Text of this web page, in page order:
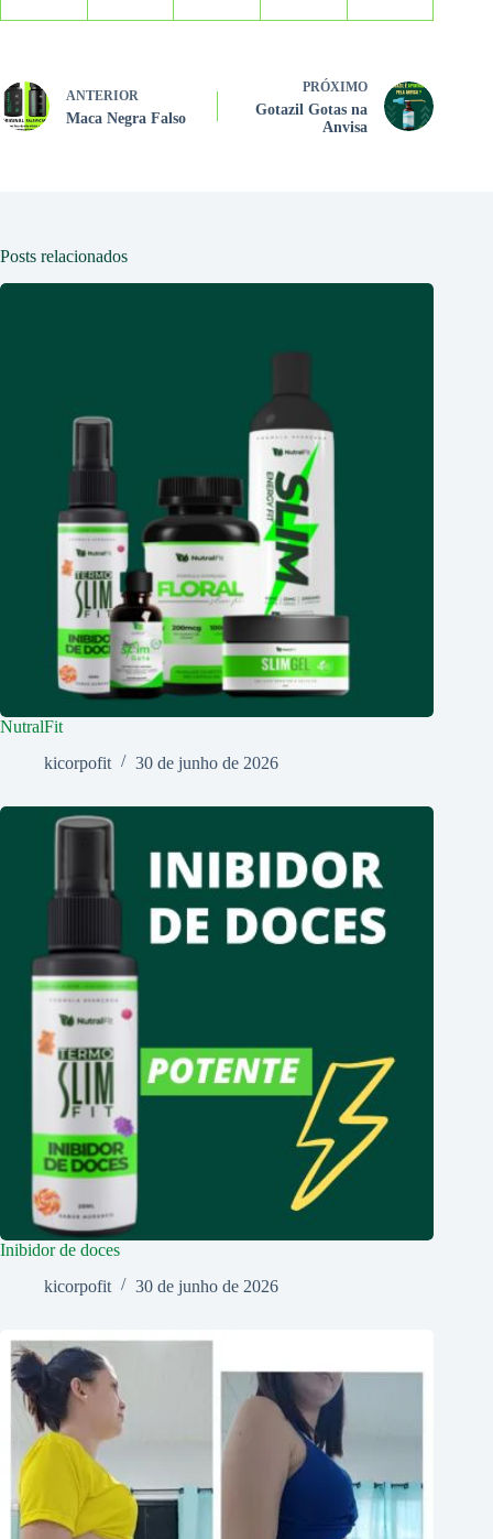
ANTERIOR
Maca Negra Falso
PRÓXIMO
Gotazil Gotas na
Anvisa
Posts relacionados
NutralFit
kicorpofit
30 de junho de 2026
Inibidor de doces
kicorpofit
30 de junho de 2026